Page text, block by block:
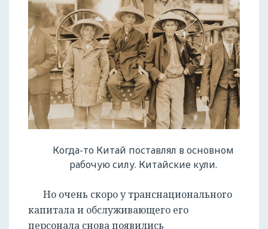
Когда-то Китай поставлял в основном
рабочую силу. Китайские кули.
Но очень скоро у транснационального
капитала и обслуживающего его
персонала снова появились